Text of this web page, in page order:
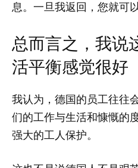
息。一旦我返回，您就可
总而言之，我说
活平衡感觉很好
我认为，德国的员工往往
们的工作与生活和慷慨的
强大的工人保护。